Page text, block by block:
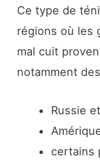
Ce type de
régions où les
mal cuit
notamment
Russie
certains